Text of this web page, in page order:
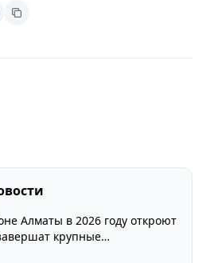
Алматы в 2026 году откроют
крупные
проекты